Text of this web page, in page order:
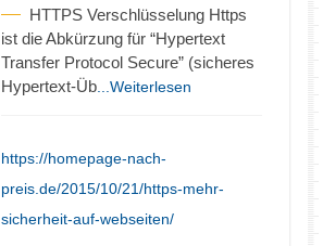
HTTPS Verschlüsselung Https
ist die Abkürzung für “Hypertext
Transfer Protocol Secure” (sicheres
Hypertext-Üb ...Weiterlesen
https://homepage-nach-
preis.de/2015/10/21/https-mehr-
sicherheit-auf-webseiten/